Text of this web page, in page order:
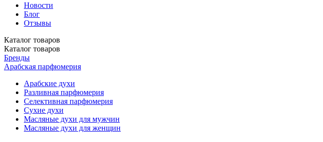
Новости
Блог
Отзывы
Каталог товаров
Каталог товаров
Бренды
Арабская парфюмерия
Арабские духи
Разливная парфюмерия
Селективная парфюмерия
Сухие духи
Масляные духи для мужчин
Масляные духи для женщин